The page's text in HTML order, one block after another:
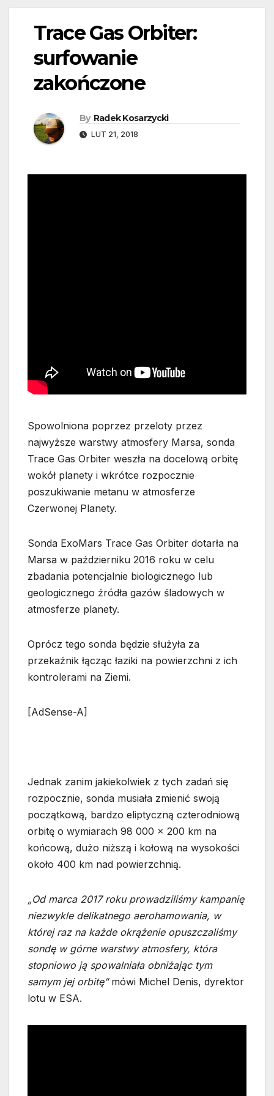
Trace Gas Orbiter:
surfowanie
zakończone
By Radek Kosarzycki
LUT 21, 2018
Spowolniona poprzez przeloty przez
najwyższe warstwy atmosfery Marsa, sonda
Trace Gas Orbiter weszła na docelową orbitę
wokół planety i wkrótce rozpocznie
poszukiwanie metanu w atmosferze
Czerwonej Planety.
Sonda ExoMars Trace Gas Orbiter dotarła na
Marsa w październiku 2016 roku w celu
zbadania potencjalnie biologicznego lub
geologicznego źródła gazów śladowych w
atmosferze planety.
Oprócz tego sonda będzie służyła za
przekaźnik łącząc łaziki na powierzchni z ich
kontrolerami na Ziemi.
[AdSense-A]
Jednak zanim jakiekolwiek z tych zadań się
rozpocznie, sonda musiała zmienić swoją
początkową, bardzo eliptyczną czterodniową
orbitę o wymiarach 98 000 x 200 km na
końcową, dużo niższą i kołową na wysokości
około 400 km nad powierzchnią.
„Od marca 2017 roku prowadziliśmy kampanię
niezwykle delikatnego aerohamowania, w
której raz na każde okrążenie opuszczaliśmy
sondę w górne warstwy atmosfery, która
stopniowo ją spowalniała obniżając tym
samym jej orbitę”mówi Michel Denis, dyrektor
lotu w ESA.